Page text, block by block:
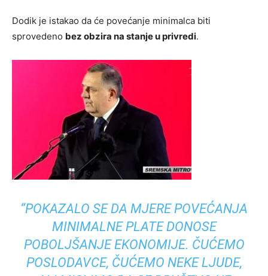
Dodik je istakao da će povećanje minimalca biti
sprovedeno bez obzira na stanje u privredi.
“POKAZALO SE DA MJERE POVEĆANJA
MINIMALNE PLATE DONOSE
POBOLJŠANJE EKONOMIJE. ČUĆEMO
POSLODAVCE, ČUĆEMO NEKE LJUDE,